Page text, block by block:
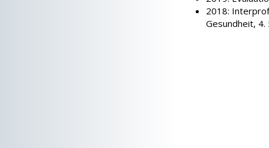
2018:
Gesundheit, 4.